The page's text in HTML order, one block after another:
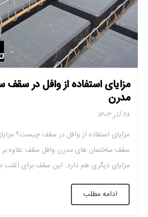
مزایای استفاده از وافل در
مدرن
۲۸ آذر ۱۴۰۳
مزایای استفاده از وافل در سقف چیست؟
سقف ساختمان های مدرن وافل سقف علاوه بر
مزایای دیگری هم دارد. این سقف برای اغلب
کوچک قابل استفاده است و نیاز نیست از
استفاده شود و از طرفی نسبت به […]
ادامه مطلب